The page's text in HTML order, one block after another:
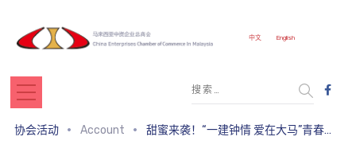
中文 English
协会活动 Account 甜蜜来袭！“一建钟情 爱在大马”青春联谊会成功落幕